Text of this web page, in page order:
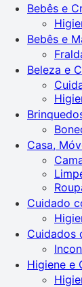
Bebês e
Bebês e
Beleza e
Casa,
Cuidado
Cuidados
Higiene e